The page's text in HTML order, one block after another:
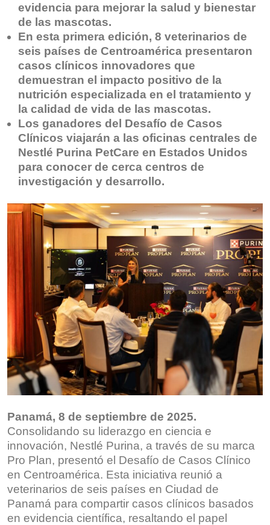
evidencia para mejorar la salud y bienestar
de las mascotas.
En esta primera edición, 8 veterinarios de
seis países de Centroamérica presentaron
casos clínicos innovadores que
demuestran el impacto positivo de la
nutrición especializada en el tratamiento y
la calidad de vida de las mascotas.
Los ganadores del Desafío de Casos
Clínicos viajarán a las oficinas centrales de
Nestlé Purina PetCare en Estados Unidos
para conocer de cerca centros de
investigación y desarrollo.
Panamá, 8 de septiembre de 2025.
Consolidando su liderazgo en ciencia e
innovación, Nestlé Purina, a través de su marca
Pro Plan, presentó el Desafío de Casos Clínico
en Centroamérica. Esta iniciativa reunió a
veterinarios de seis países en Ciudad de
Panamá para compartir casos clínicos basados
en evidencia científica, resaltando el papel